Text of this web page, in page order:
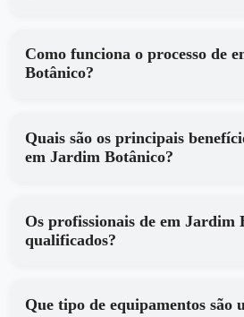
Como funciona o processo de em Jardim
Botânico?
Quais são os principais
em Jardim Botânico?
Os profissionais de em Jardim Botânico são
qualificados?
Que tipo de equipamentos são